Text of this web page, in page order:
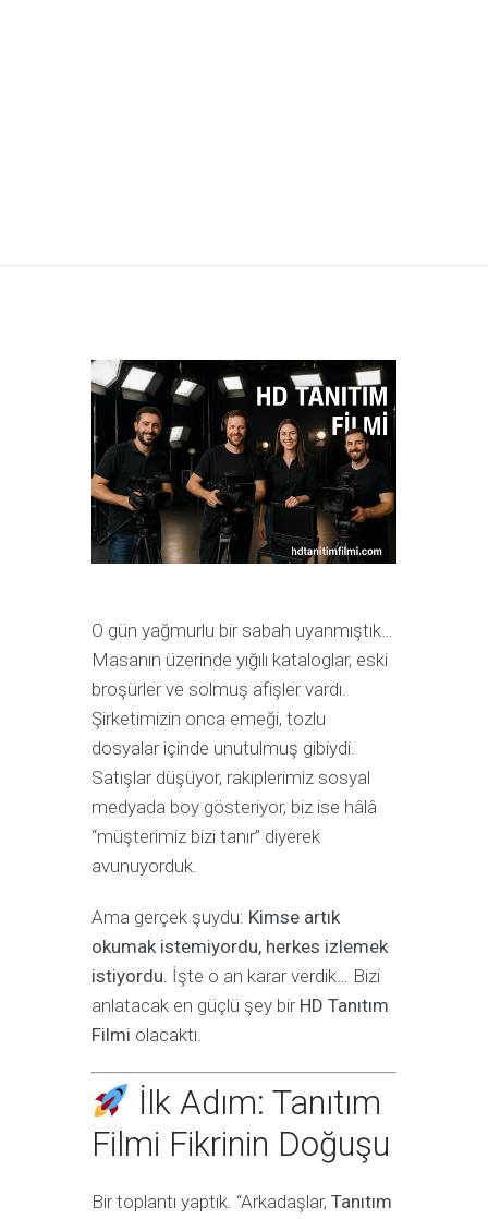
O gün yağmurlu bir sabah uyanmıştık…
Masanın üzerinde yığılı kataloglar, eski
broşürler ve solmuş afişler vardı.
Şirketimizin onca emeği, tozlu
dosyalar içinde unutulmuş gibiydi.
Satışlar düşüyor, rakiplerimiz sosyal
medyada boy gösteriyor, biz ise hâlâ
“müşterimiz bizi tanır” diyerek
avunuyorduk.
Ama gerçek şuydu: Kimse artık
okumak istemiyordu, herkes izlemek
istiyordu. İşte o an karar verdik… Bizi
anlatacak en güçlü şey bir HD Tanıtım
Filmi olacaktı.
İlk Adım: Tanıtım
Filmi Fikrinin Doğuşu
Bir toplantı yaptık. “Arkadaşlar, Tanıtım